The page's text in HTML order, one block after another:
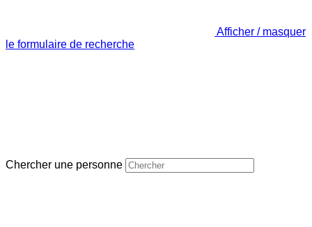
Afficher / masquer
le formulaire de recherche
Chercher une personne